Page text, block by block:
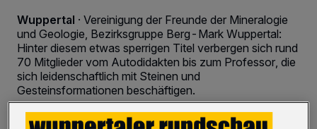
Wuppertal · Vereinigung der Freunde der Mineralogie
und Geologie, Bezirksgruppe Berg-Mark Wuppertal:
Hinter diesem etwas sperrigen Titel verbergen sich rund
70 Mitglieder vom Autodidakten bis zum Professor, die
sich leidenschaftlich mit Steinen und
Gesteinsformationen beschäftigen.